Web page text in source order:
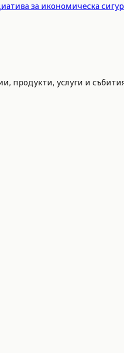
за икономическа
продукти, услуги и